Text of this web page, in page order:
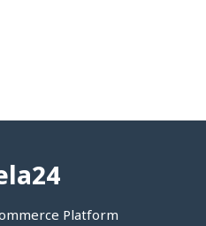
Platform